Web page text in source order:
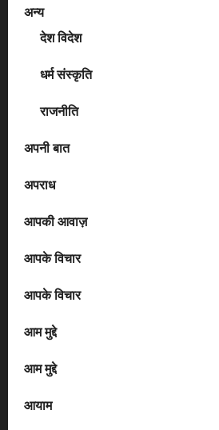
अन्य
देश विदेश
धर्म संस्कृति
राजनीति
अपनी बात
अपराध
आपकी आवाज़
आपके विचार
आपके विचार
आम मुद्दे
आम मुद्दे
आयाम